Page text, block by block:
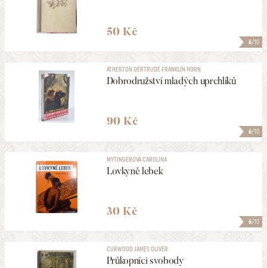
6/10
50 Kč
6/10
ATHERTON GERTRUDE FRANKLIN HORN
Dobrodružství mladých uprchlíků
90 Kč
6/10
MYTINGEROVÁ CAROLINA
Lovkyně lebek
30 Kč
CURWOOD JAMES OLIVER
Průkopníci svobody